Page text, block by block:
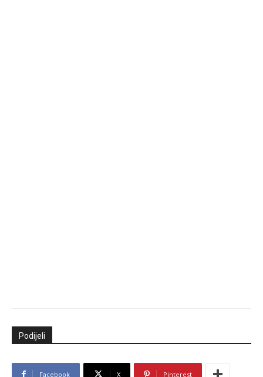
Podijeli
Facebook X Pinterest